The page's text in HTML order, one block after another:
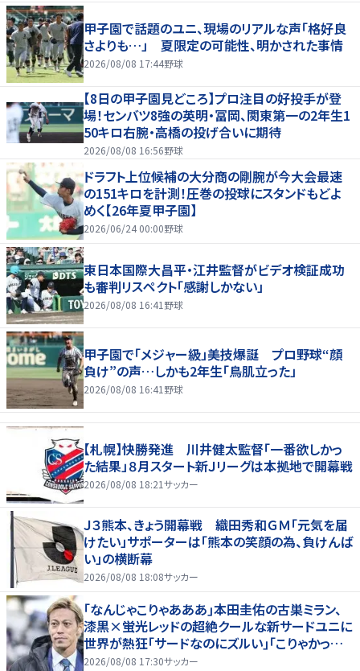
甲子園で話題のユニ、現場のリアルな声「格好良
さよりも…」 夏限定の可能性、明かされた事情
2026/08/08 17:44野球
【8日の甲子園見どころ】プロ注目の好投手が登
場！センバツ8強の英明・冨岡、関東第一の2年生1
50キロ右腕・高橋の投げ合いに期待
2026/08/08 16:56野球
ドラフト上位候補の大分商の剛腕が今大会最速
の151キロを計測！圧巻の投球にスタンドもどよ
めく【26年夏甲子園】
2026/06/24 00:00野球
東日本国際大昌平・江井監督がビデオ検証成功
も審判リスペクト「感謝しかない」
2026/08/08 16:41 野球
甲子園で「メジャー級」美技爆誕 プロ野球“顔
負け”の声…しかも2年生「鳥肌立った」
2026/08/08 16:41 野球
【札幌】快勝発進 川井健太監督「一番欲しかっ
た結果」８月スタート新Ｊリーグは本拠地で開幕戦
2026/08/08 18:21サッカー
Ｊ３熊本、きょう開幕戦 織田秀和ＧＭ「元気を届
けたい」サポーターは「熊本の笑顔の為、負けんば
い」の横断幕
2026/08/08 18:08サッカー
｢なんじゃこりゃあああ｣本田圭佑の古巣ミラン、
漆黒×蛍光レッドの超絶クールな新サードユニに
世界が熱狂｢サードなのにズルい｣｢こりゃかっけ
えわ｣
2026/08/08 17:30サッカー